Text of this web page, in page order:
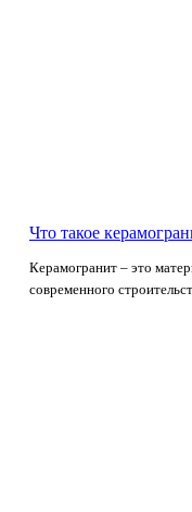
Что такое
Керамогранит – это
современного